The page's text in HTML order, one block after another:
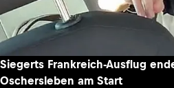
Siegerts Frankreich-Ausflug
Oschersleben am Start